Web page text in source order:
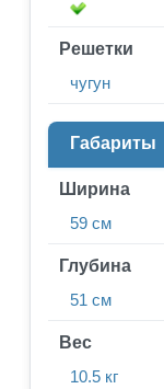
Решетки
чугун
Габариты
Ширина
59 см
Глубина
51 см
Вес
10.5 кг